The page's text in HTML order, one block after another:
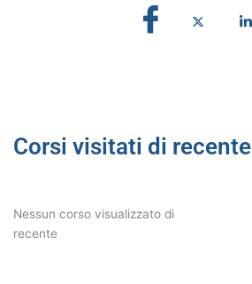
Corsi visitati di recente
Nessun corso visualizzato di
recente